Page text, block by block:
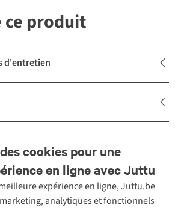
ce produit
d'entretien
cookies pour une
en ligne avec Juttu
expérience en ligne, Juttu.be
analytiques et fonctionnels